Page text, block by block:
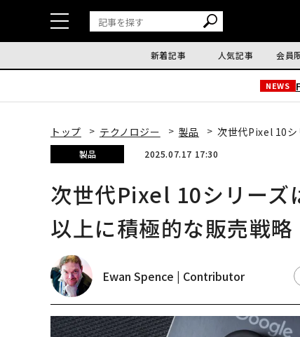
新着記事 人気記事 会員
NEWS
トップ テクノロジー 製品 次世代Pixel 10
製品 2025.07.17 17:30
次世代Pixel 10シリー
以上に積極的な販売戦略
Ewan Spence | Contributor